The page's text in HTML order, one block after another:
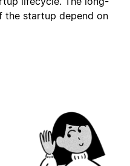
the startup depend on